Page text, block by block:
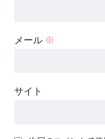
メール ※
サイト